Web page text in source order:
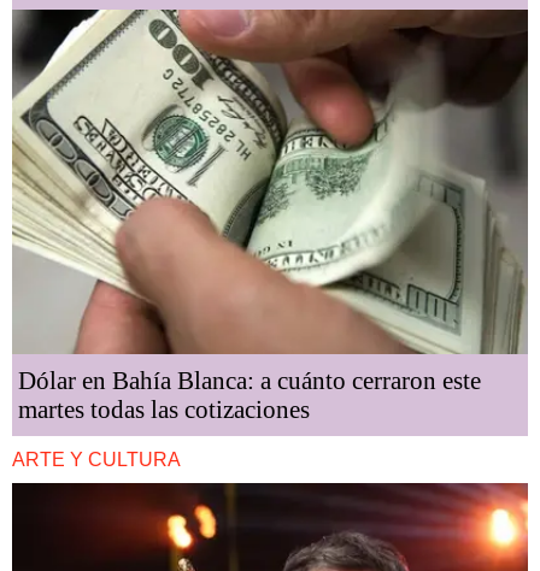
Dólar en Bahía Blanca: a cuánto cerraron este
martes todas las cotizaciones
ARTE Y CULTURA